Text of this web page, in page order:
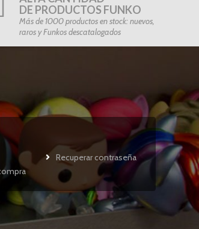
DE PRODUCTOS FUNKO
Más de 1000 productos en stock: nuevos,
raros y Funkos descatalogados
Recuperar contraseña